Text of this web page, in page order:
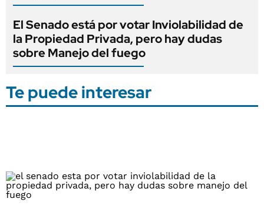
El Senado está por votar Inviolabilidad de
la Propiedad Privada, pero hay dudas
sobre Manejo del fuego
Te puede interesar